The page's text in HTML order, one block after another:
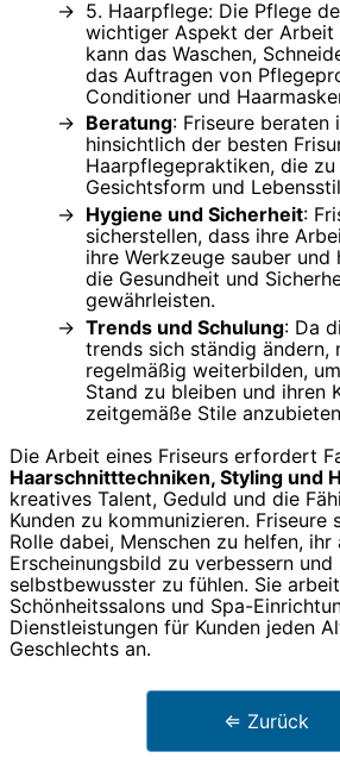
5. Haarpflege: Die Pflege
wichtiger Aspekt der Arbeit
kann das Waschen,
das Auftragen von
Conditioner und
Beratung: Friseure beraten
hinsichtlich der besten
Haarpflegepraktiken, die
Gesichtsform und
Hygiene und Sicherheit:
sicherstellen, dass ihre
ihre Werkzeuge sauber und
die Gesundheit und
gewährleisten.
Trends und Schulung: Da
trends sich ständig ändern,
regelmäßig weiterbilden,
Stand zu bleiben und ihren
zeitgemäße Stile
Die Arbeit eines Friseurs erfordert
Haarschnitttechniken, Styling und
kreatives Talent, Geduld und die
Kunden zu kommunizieren. Friseure
Rolle dabei, Menschen zu helfen, ihr
Erscheinungsbild zu verbessern und
selbstbewusster zu fühlen. Sie
Schönheitssalons und Spa-
Dienstleistungen für Kunden jeden
Geschlechts an.
⇐ Zurück